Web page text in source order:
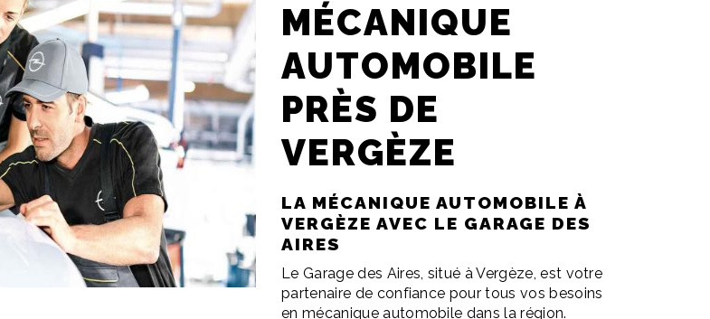
MÉCANIQUE
AUTOMOBILE
PRÈS DE
VERGÈZE
LA MÉCANIQUE AUTOMOBILE À
VERGÈZE AVEC LE GARAGE DES
AIRES
Le Garage des Aires, situé à Vergèze, est votre
partenaire de confiance pour tous vos besoins
en mécanique automobile dans la région.